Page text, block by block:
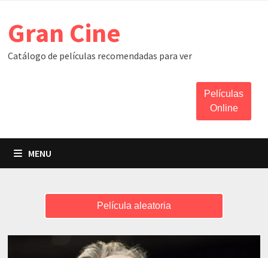
content
Gran Cine
Catálogo de películas recomendadas para ver
Películas
Online
MENU
Película aleatoria